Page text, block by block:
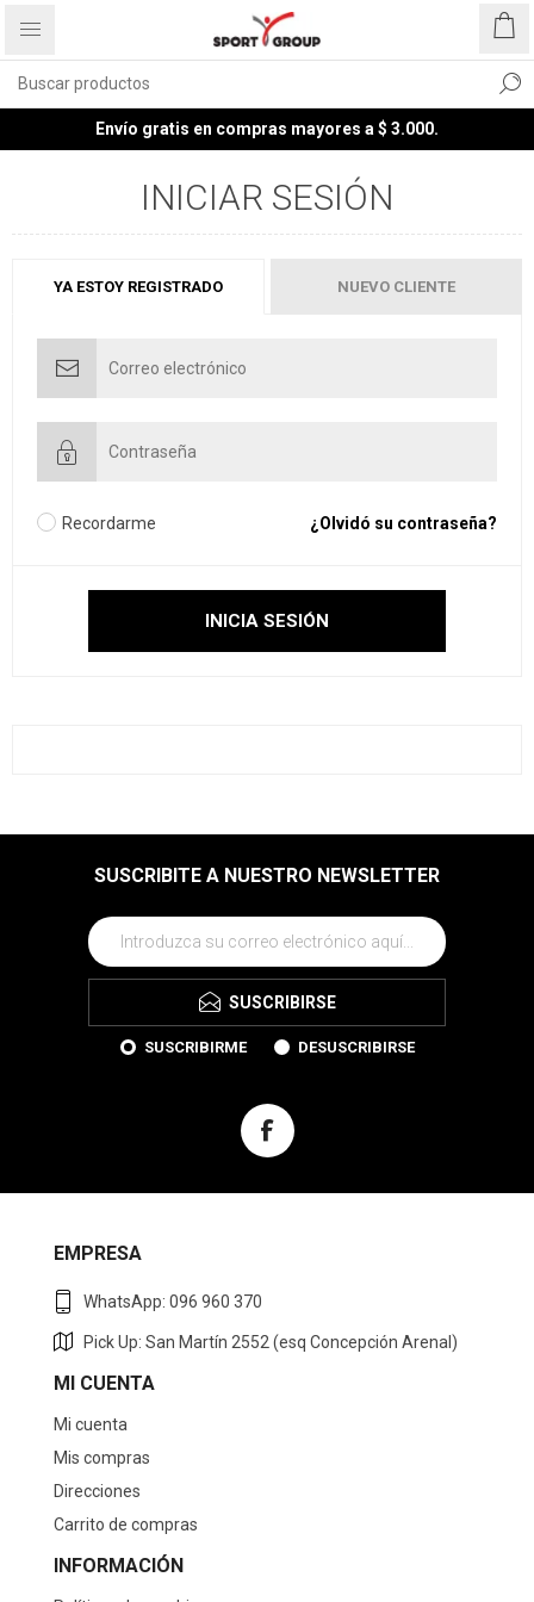
Envío gratis en compras mayores a $ 3.000.
INICIAR SESIÓN
YA ESTOY REGISTRADO NUEVO CLIENTE
Recordarme ¿Olvidó su contraseña?
SUSCRIBITE A NUESTRO NEWSLETTER
SUSCRIBIRSE
SUSCRIBIRME DESUSCRIBIRSE
EMPRESA
WhatsApp: 096 960 370
Pick Up: San Martín 2552 (esq Concepción Arenal)
MI CUENTA
Mi cuenta
Mis compras
Direcciones
Carrito de compras
INFORMACIÓN